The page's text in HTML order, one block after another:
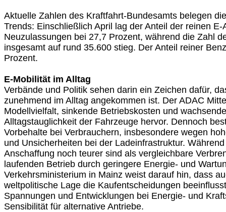
Aktuelle Zahlen des Kraftfahrt-Bundesamts belegen
Trends: Einschließlich April lag der Anteil der reinen E-
Neuzulassungen bei 27,7 Prozent, während die Zahl
insgesamt auf rund 35.600 stieg. Der Anteil reiner
Prozent.
E-Mobilität im Alltag
Verbände und Politik sehen darin ein Zeichen dafür,
zunehmend im Alltag angekommen ist. Der ADAC
Modellvielfalt, sinkende Betriebskosten und
Alltagstauglichkeit der Fahrzeuge hervor. Dennoch
Vorbehalte bei Verbrauchern, insbesondere wegen
und Unsicherheiten bei der Ladeinfrastruktur.
Anschaffung noch teurer sind als vergleichbare
laufenden Betrieb durch geringere Energie- und
Verkehrsministerium in Mainz weist darauf hin, dass
weltpolitische Lage die Kaufentscheidungen
Spannungen und Entwicklungen bei Energie- und
Sensibilität für alternative Antriebe.